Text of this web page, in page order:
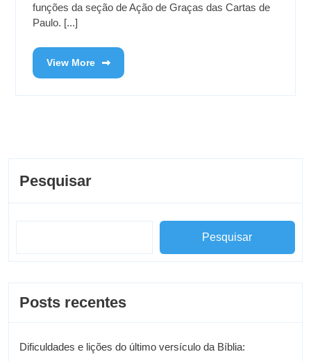
funções da seção de Ação de Graças das Cartas de
Paulo. [...]
View More
Pesquisar
Pesquisar
Posts recentes
Dificuldades e lições do último versículo da Bíblia: